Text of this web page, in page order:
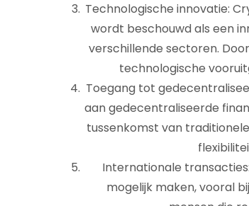
Technologische innovatie:
wordt beschouwd als een
verschillende sectoren.
technologische
Toegang tot
aan gedecentraliseerde
tussenkomst van
Internationale
mogelijk maken, vooral